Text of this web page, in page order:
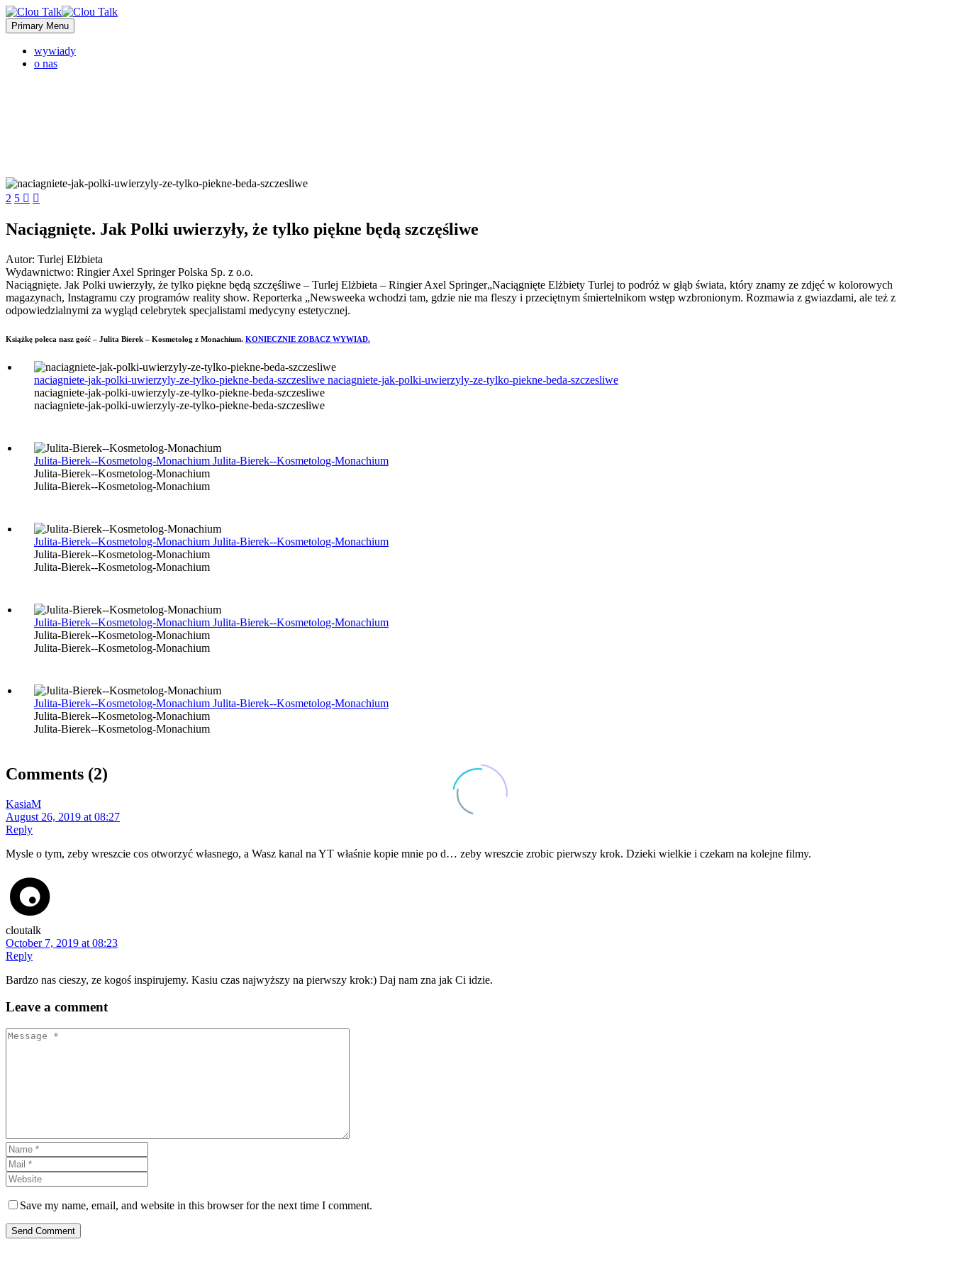
Primary Menu
wywiady
o nas
2 5  
Naciągnięte. Jak Polki uwierzyły, że tylko piękne będą szczęśliwe
Autor: Turlej Elżbieta
Wydawnictwo: Ringier Axel Springer Polska Sp. z o.o.
Naciągnięte. Jak Polki uwierzyły, że tylko piękne będą szczęśliwe – Turlej Elżbieta – Ringier Axel Springer„Naciągnięte Elżbiety Turlej to podróż w głąb świata, który znamy ze zdjęć w kolorowych
magazynach, Instagramu czy programów reality show. Reporterka „Newsweeka wchodzi tam, gdzie nie ma fleszy i przeciętnym śmiertelnikom wstęp wzbronionym. Rozmawia z gwiazdami, ale też z
odpowiedzialnymi za wygląd celebrytek specjalistami medycyny estetycznej.
Książkę poleca nasz gość – Julita Bierek – Kosmetolog z Monachium. KONIECZNIE ZOBACZ WYWIAD.
naciagniete-jak-polki-uwierzyly-ze-tylko-piekne-beda-szczesliwe naciagniete-jak-polki-uwierzyly-ze-tylko-piekne-beda-szczesliwe
naciagniete-jak-polki-uwierzyly-ze-tylko-piekne-beda-szczesliwe
naciagniete-jak-polki-uwierzyly-ze-tylko-piekne-beda-szczesliwe
Julita-Bierek--Kosmetolog-Monachium Julita-Bierek--Kosmetolog-Monachium
Julita-Bierek--Kosmetolog-Monachium
Julita-Bierek--Kosmetolog-Monachium
Julita-Bierek--Kosmetolog-Monachium Julita-Bierek--Kosmetolog-Monachium
Julita-Bierek--Kosmetolog-Monachium
Julita-Bierek--Kosmetolog-Monachium
Julita-Bierek--Kosmetolog-Monachium Julita-Bierek--Kosmetolog-Monachium
Julita-Bierek--Kosmetolog-Monachium
Julita-Bierek--Kosmetolog-Monachium
Julita-Bierek--Kosmetolog-Monachium Julita-Bierek--Kosmetolog-Monachium
Julita-Bierek--Kosmetolog-Monachium
Julita-Bierek--Kosmetolog-Monachium
Comments (2)
KasiaM
August 26, 2019 at 08:27
Reply
Mysle o tym, zeby wreszcie cos otworzyć własnego, a Wasz kanal na YT właśnie kopie mnie po d… zeby wreszcie zrobic pierwszy krok. Dzieki wielkie i czekam na kolejne filmy.
cloutalk
October 7, 2019 at 08:23
Reply
Bardzo nas cieszy, ze kogoś inspirujemy. Kasiu czas najwyższy na pierwszy krok:) Daj nam zna jak Ci idzie.
Leave a comment
Save my name, email, and website in this browser for the next time I comment.
Send Comment